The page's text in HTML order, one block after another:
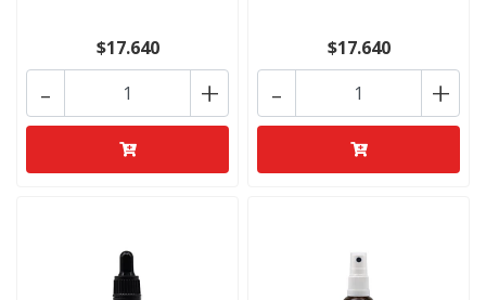
$17.640
+
-
$17.640
+
-